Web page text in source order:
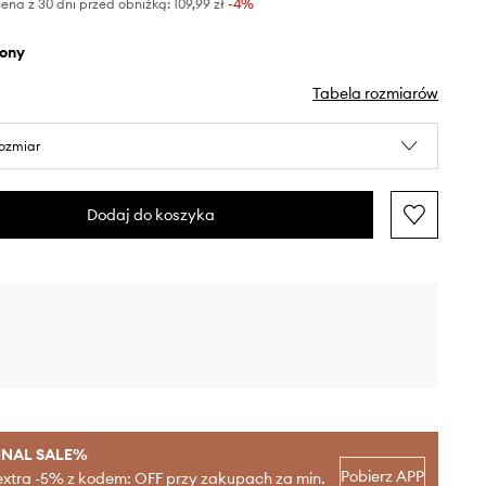
z 30 dni przed obniżką: 109,99 zł -4%
Tabela rozmiarów
Dodaj do koszyka
SALE%
-5% z kodem: OFF przy zakupach za min.
Pobierz APP